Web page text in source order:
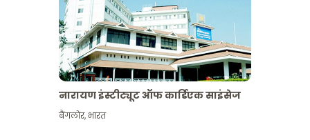
नारायण इंस्टीट्यूट ऑफ कार्डिएक साइंसेज
बैंगलोर,भारत